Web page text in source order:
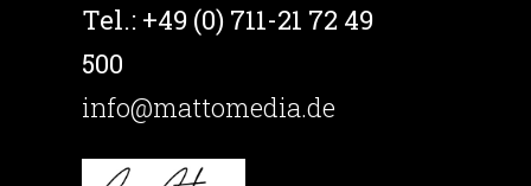
Tel.: +49 (0) 711-21 72 49
500
info@mattomedia.de